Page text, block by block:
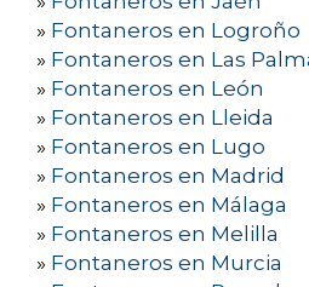
» Fontaneros en Logroño
» Fontaneros en Las
» Fontaneros en León
» Fontaneros en Lleida
» Fontaneros en Lugo
» Fontaneros en Madrid
» Fontaneros en Málaga
» Fontaneros en Melilla
» Fontaneros en Murcia